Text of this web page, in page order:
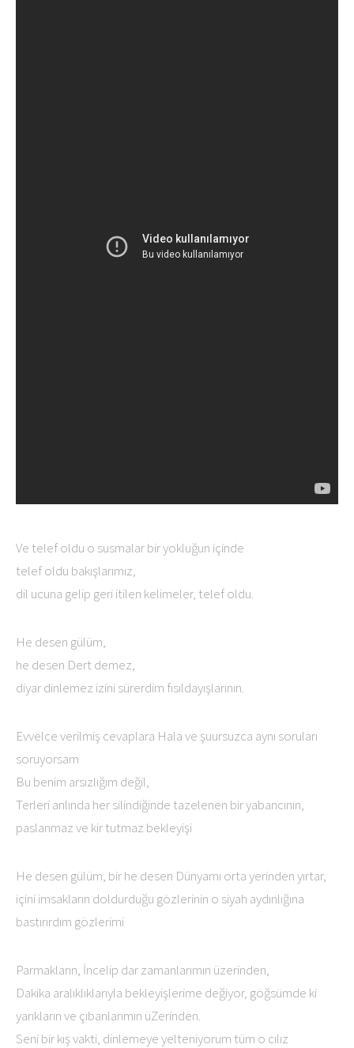
Ve telef oldu o susmalar bir yokluğun içinde
telef oldu bakışlarımız,
dil ucuna gelip geri itilen kelimeler, telef oldu.
He desen gülüm,
he desen Dert demez,
diyar dinlemez izini sürerdim fısıldayışlarının.
Evvelce verilmiş cevaplara Hala ve şuursuzca aynı soruları
soruyorsam
Bu benim arsızlığım değil,
Terleri anlında her silindiğinde tazelenen bir yabancının,
paslanmaz ve kir tutmaz bekleyişi
He desen gülüm, bir he desen Dünyamı orta yerinden yırtar,
içini imsakların doldurduğu gözlerinin o siyah aydınlığına
bastırırdım gözlerimi
Parmakların, İncelip dar zamanlarımın üzerinden,
Dakika aralıklıklarıyla bekleyişlerime değiyor, göğsümde ki
yarıkların ve çıbanlarımın üZerinden.
Seni bir kış vakti, dinlemeye yelteniyorum tüm o cılız